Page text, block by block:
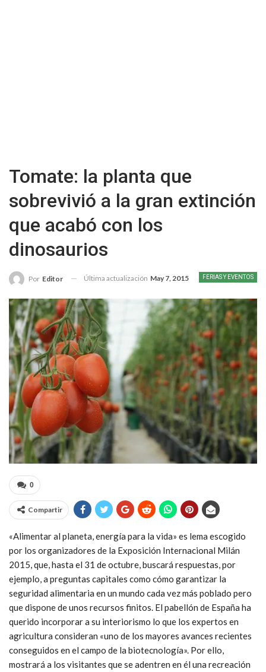
Tomate: la planta que
sobrevivió a la gran extinción
que acabó con los
dinosaurios
FERIAS Y EVENTOS
Por Editor Última actualización May 7, 2015
0
Compartir
«Alimentar al planeta, energía para la vida» es lema escogido
por los organizadores de la Exposición Internacional Milán
2015, que, hasta el 31 de octubre, buscará respuestas, por
ejemplo, a preguntas capitales como cómo garantizar la
seguridad alimentaria en un mundo cada vez más poblado pero
que dispone de unos recursos finitos. El pabellón de España ha
querido incorporar a su interiorismo lo que los expertos en
agricultura consideran «uno de los mayores avances recientes
conseguidos en el campo de la biotecnología». Por ello,
mostrará a los visitantes que se adentren en él una recreación